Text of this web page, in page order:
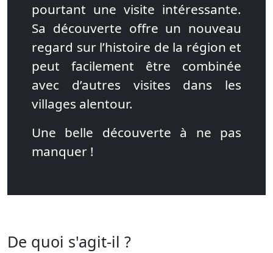
pourtant une visite intéressante.
Sa découverte offre un nouveau
regard sur l’histoire de la région et
peut facilement être combinée
avec d’autres visites dans les
villages alentour.
Une belle découverte à ne pas
manquer !
De quoi s'agit-il ?